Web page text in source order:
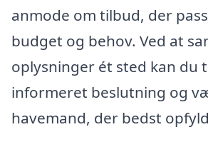
anmode om tilbud, der
budget og behov. Ved at
oplysninger ét sted kan du
informeret beslutning og
havemand, der bedst